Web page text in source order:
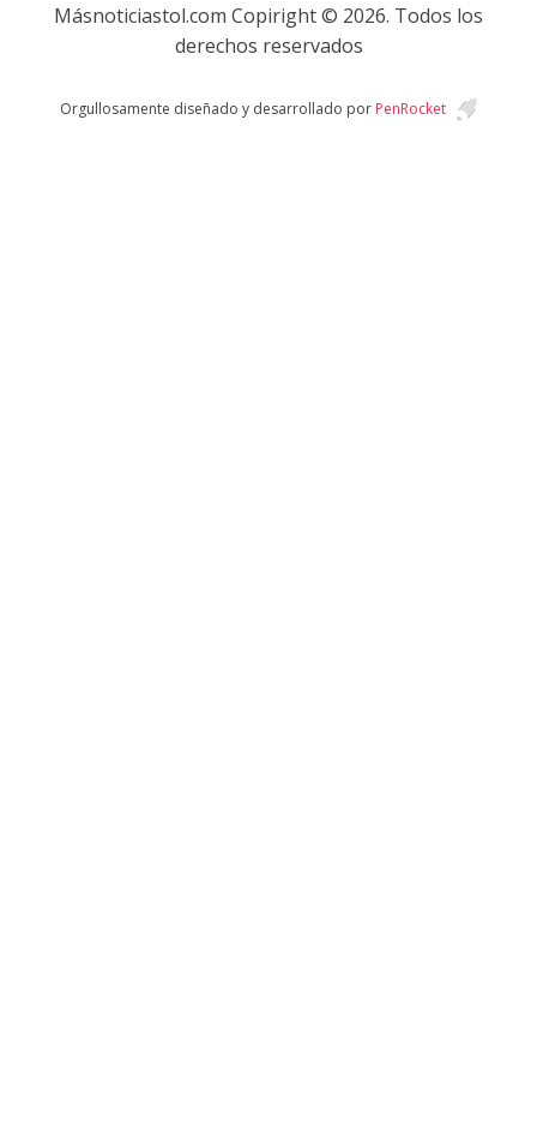
Másnoticiastol.com Copiright © 2026. Todos los
derechos reservados
Orgullosamente diseñado y desarrollado por PenRocket